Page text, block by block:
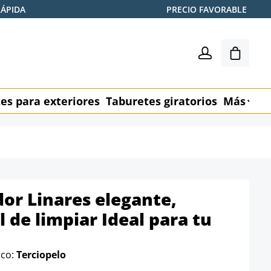
PRECIO FAVORABLE
El
para exteriores Taburetes giratorios Más
Linares elegante,
de limpiar Ideal para tu
Terciopelo